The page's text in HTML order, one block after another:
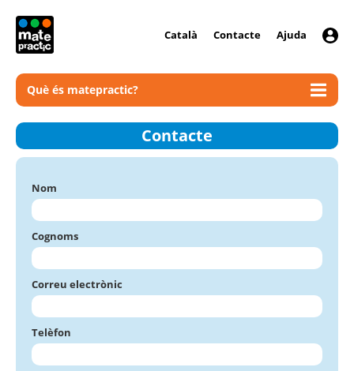
Català Contacte Ajuda
Què és matepractic?
Contacte
Nom
Cognoms
Correu electrònic
Telèfon